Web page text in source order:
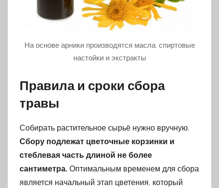
На основе арники производятся масла, спиртовые
настойки и экстракты
Правила и сроки сбора
травы
Собирать растительное сырьё нужно вручную.
Сбору подлежат цветочные корзинки и
стеблевая часть длиной не более
сантиметра. Оптимальным временем для сбора
является начальный этап цветения, который